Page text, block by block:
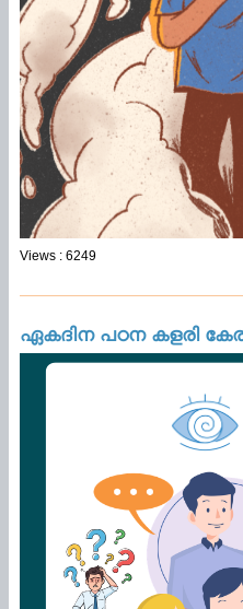
Views : 6249
ഏകദിന പഠന കളരി